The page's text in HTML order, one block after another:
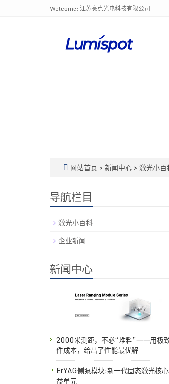
Welcome: 江苏亮点光电科技有限公司
网站首页 > 新闻中心 > 激光小百
导航栏目
激光小百科
企业新闻
新闻中心
2000米测距，不必“堆料”一一用极
件成本，给出了性能最优解
ErYAG侧泵模块:新一代固态激光核
益单元